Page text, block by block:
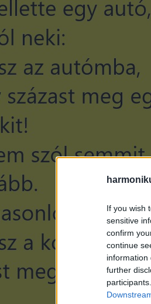
If you wish
sensitive
confirm
continue
information
further